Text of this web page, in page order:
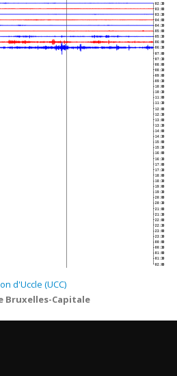
02:30
03:00
03:30
04:00
04:30
05:00
05:30
06:00
06:30
07:00
07:30
08:00
08:30
09:00
09:30
10:00
10:30
11:00
11:30
12:00
12:30
13:00
13:30
14:00
14:30
15:00
15:30
16:00
16:30
17:00
17:30
18:00
18:30
19:00
19:30
20:00
20:30
21:00
21:30
22:00
22:30
23:00
23:30
00:00
00:30
01:00
01:30
02:00
d'Uccle (UCC)
Bruxelles-Capitale